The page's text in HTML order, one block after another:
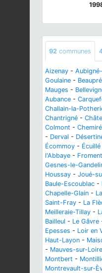
92 communes
Aizenay -
Goulaine -
Mauges -
Aubance -
Challain-la-
Chantrigné -
Colmont -
- Derval -
Écommoy - Écuillé
l'Abbaye -
Gesnes-le-
Houssay - Joué-
Baule-Escoublac -
Chapelle-Glain -
Saint-Fray - La
Meilleraie-Tillay -
Bailleul - Le Gâvre
Epesses - Loir en
Haut-Layon -
- Mauves-sur-Loire
Montbert -
Montrevault-sur-